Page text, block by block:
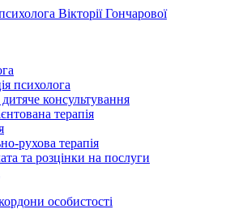
психолога
консультування
терапія
рухова терапія
та розцінки на послуги
особистості